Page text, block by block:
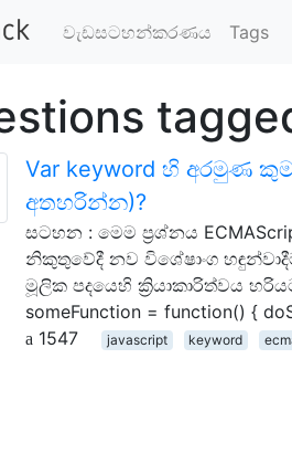
වැඩසටහන්කරණය Tags
Var keyword හි අරමුණ
අතහරින්න)?
සටහන : මෙම ප්‍රශ්නය
නිකුතුවේදී නව විශේෂාංග
මූලික පදයෙහි ක්‍රියාකාරිත්වය
someFunction = function() {
1547
javascript keyword